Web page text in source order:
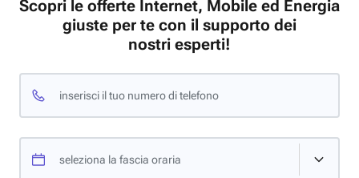
Scopri le offerte Internet, Mobile ed Energia
giuste per te con il supporto dei
nostri esperti!
inserisci il tuo numero di telefono
seleziona la fascia oraria